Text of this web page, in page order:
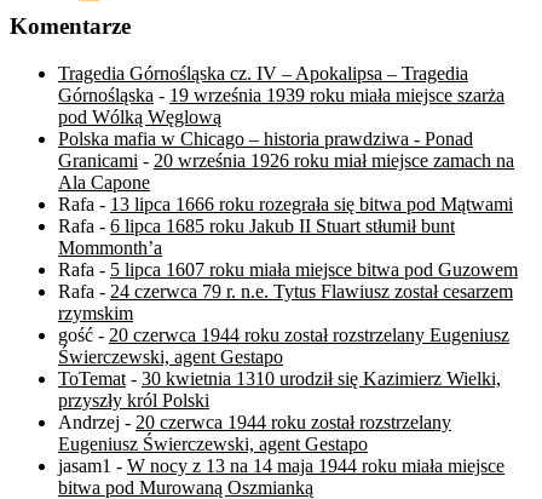
Komentarze
Tragedia Górnośląska cz. IV – Apokalipsa – Tragedia
Górnośląska - 19 września 1939 roku miała miejsce szarża
pod Wólką Węglową
Polska mafia w Chicago – historia prawdziwa - Ponad
Granicami - 20 września 1926 roku miał miejsce zamach na
Ala Capone
Rafa - 13 lipca 1666 roku rozegrała się bitwa pod Mątwami
Rafa - 6 lipca 1685 roku Jakub II Stuart stłumił bunt
Mommonth’a
Rafa - 5 lipca 1607 roku miała miejsce bitwa pod Guzowem
Rafa - 24 czerwca 79 r. n.e. Tytus Flawiusz został cesarzem
rzymskim
gość - 20 czerwca 1944 roku został rozstrzelany Eugeniusz
Świerczewski, agent Gestapo
ToTemat - 30 kwietnia 1310 urodził się Kazimierz Wielki,
przyszły król Polski
Andrzej - 20 czerwca 1944 roku został rozstrzelany
Eugeniusz Świerczewski, agent Gestapo
jasam1 - W nocy z 13 na 14 maja 1944 roku miała miejsce
bitwa pod Murowaną Oszmianką